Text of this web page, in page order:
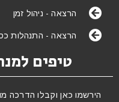
- ניהול זמן
- התנהלות כספית
טיפים למנהל
כאן וקבלו הדרכה מוקלטת,